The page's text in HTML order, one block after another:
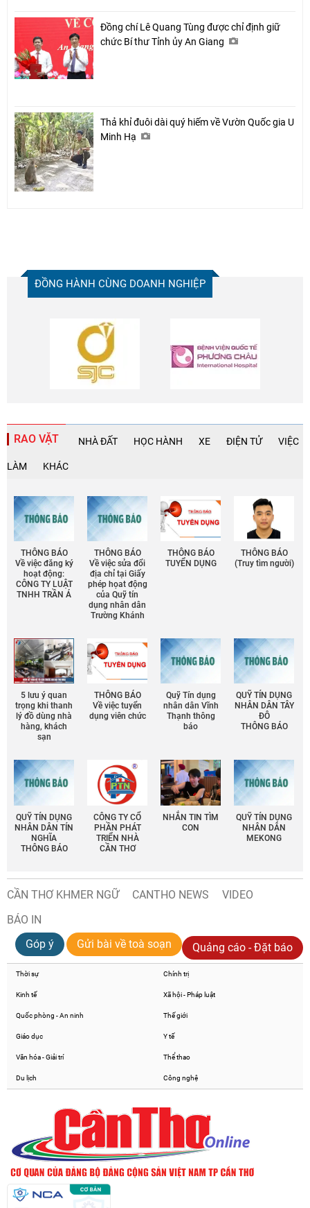
Đồng chí Lê Quang Tùng được chỉ định giữ
chức Bí thư Tỉnh ủy An Giang
Thả khỉ đuôi dài quý hiếm về Vườn Quốc gia U
Minh Hạ
ĐỒNG HÀNH CÙNG DOANH NGHIỆP
RAO VẶT NHÀ ĐẤT HỌC HÀNH XE ĐIỆN TỬ VIỆC
LÀM KHÁC
THÔNG BÁO
Về việc đăng ký
hoạt động:
CÔNG TY LUẬT
TNHH TRẦN Á
THÔNG BÁO
Về việc sửa đổi
địa chỉ tại Giấy
phép họat động
của Quỹ tín
dụng nhân dân
Trường Khánh
THÔNG BÁO
TUYỂN DỤNG
THÔNG BÁO
(Truy tìm người)
5 lưu ý quan
trọng khi thanh
lý đồ dùng nhà
hàng, khách
sạn
THÔNG BÁO
Về việc tuyển
dụng viên chức
Quỹ Tín dụng
nhân dân Vĩnh
Thạnh thông
báo
QUỸ TÍN DỤNG
NHÂN DÂN TÂY
ĐÔ
THÔNG BÁO
QUỸ TÍN DỤNG
NHÂN DÂN TÍN
NGHĨA
THÔNG BÁO
CÔNG TY CỔ
PHẦN PHÁT
TRIỂN NHÀ
CẦN THƠ
NHẮN TIN TÌM
CON
QUỸ TÍN DỤNG
NHÂN DÂN
MEKONG
CẦN THƠ KHMER NGỮ CANTHO NEWS
VIDEO
BÁO IN
Góp ý
Gửi bài về toà soạn Quảng cáo - Đặt báo
Thời sự Chính trị
Kinh tế Xã hội - Pháp luật
Quốc phòng - An ninh Thế giới
Giáo dục Y tế
Văn hóa - Giải trí Thể thao
Du lịch Công nghệ